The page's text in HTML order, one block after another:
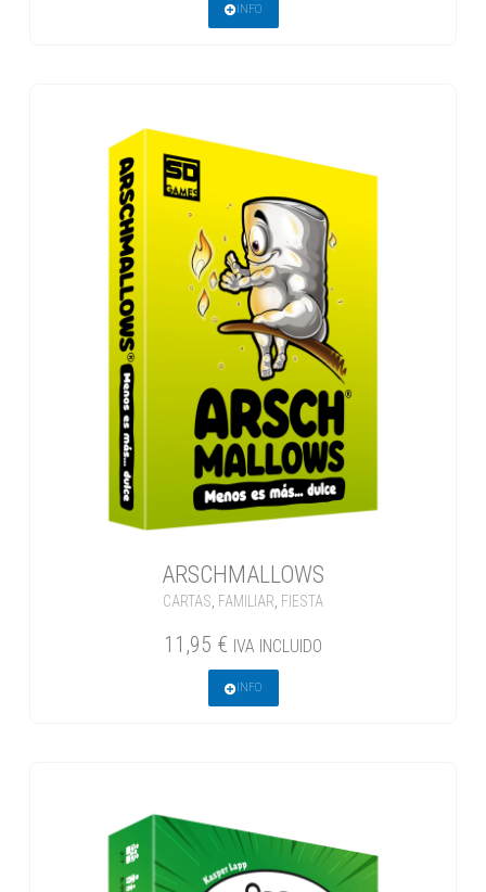
INFO
ARSCHMALLOWS
CARTAS, FAMILIAR, FIESTA
11,95 € IVA INCLUIDO
INFO